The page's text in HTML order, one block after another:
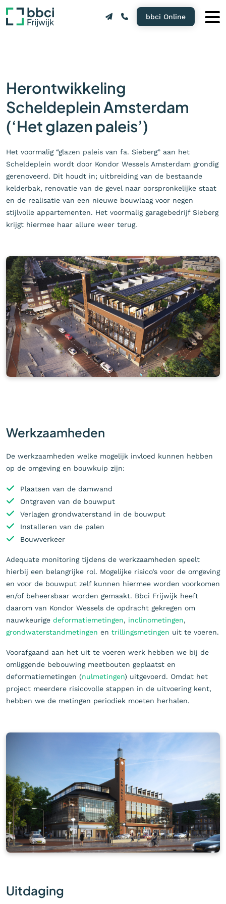
bbci Online
Herontwikkeling
Scheldeplein Amsterdam
(‘Het glazen paleis’)
Het voormalig “glazen paleis van fa. Sieberg” aan het
Scheldeplein wordt door Kondor Wessels Amsterdam grondig
gerenoveerd. Dit houdt in; uitbreiding van de bestaande
kelderbak, renovatie van de gevel naar oorspronkelijke staat
en de realisatie van een nieuwe bouwlaag voor negen
stijlvolle appartementen. Het voormalig garagebedrijf Sieberg
krijgt hiermee haar allure weer terug.
Werkzaamheden
De werkzaamheden welke mogelijk invloed kunnen hebben
op de omgeving en bouwkuip zijn:
Plaatsen van de damwand
Ontgraven van de bouwput
Verlagen grondwaterstand in de bouwput
Installeren van de palen
Bouwverkeer
Adequate monitoring tijdens de werkzaamheden speelt
hierbij een belangrijke rol. Mogelijke risico’s voor de omgeving
en voor de bouwput zelf kunnen hiermee worden voorkomen
en/of beheersbaar worden gemaakt. Bbci Frijwijk heeft
daarom van Kondor Wessels de opdracht gekregen om
nauwkeurige deformatiemetingen, inclinometingen,
grondwaterstandmetingen en trillingsmetingen uit te voeren.
Voorafgaand aan het uit te voeren werk hebben we bij de
omliggende bebouwing meetbouten geplaatst en
deformatiemetingen (nulmetingen) uitgevoerd. Omdat het
project meerdere risicovolle stappen in de uitvoering kent,
hebben we de metingen periodiek moeten herhalen.
Uitdaging